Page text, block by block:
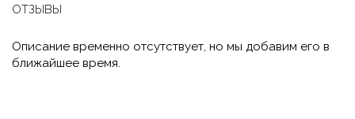
ОТЗЫВЫ
Описание временно отсутствует, но мы добавим его в
ближайшее время.